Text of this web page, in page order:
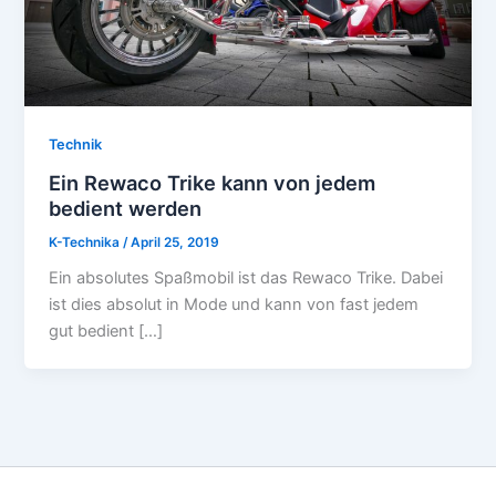
Technik
Ein Rewaco Trike kann von jedem
bedient werden
K-Technika /April 25, 2019
Ein absolutes Spaßmobil ist das Rewaco Trike. Dabei
ist dies absolut in Mode und kann von fast jedem
gut bedient […]